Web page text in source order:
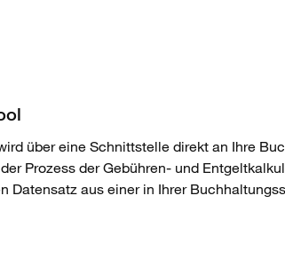
über eine Schnittstelle direkt an Ihre
Prozess der Gebühren- und
Datensatz aus einer in Ihrer